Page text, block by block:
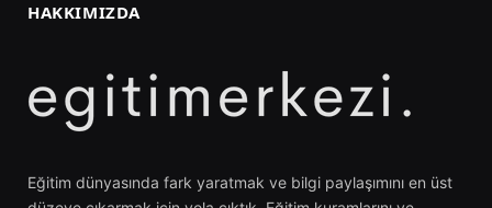
HAKKIMIZDA
Eğitim dünyasında fark yaratmak ve bilgi paylaşımını en üst